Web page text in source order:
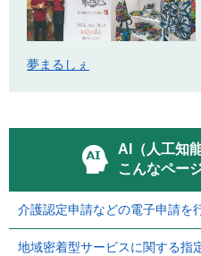
夢まるしぇ
AI（人工知
こんなペー
介護認定申請などの電子申請を
地域密着型サービスに関する指